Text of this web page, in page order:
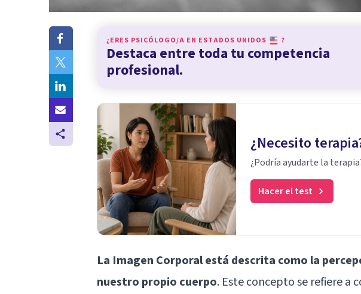
¿ERES PSICÓLOGO/A EN ESTADOS UNIDOS ?
Destaca entre toda tu competencia
profesional.
¿Necesito
¿Podría ayudarte la
Hacer el test
La Imagen Corporal está descrita como la
nuestro propio cuerpo. Este concepto se refiere a